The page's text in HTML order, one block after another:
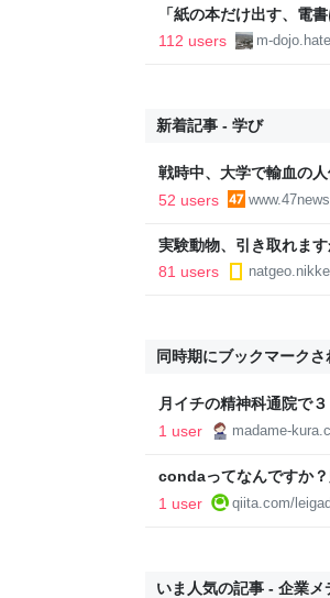
「紙の本だけ出す、電
『差別者』となる…の
COLORFUL PLACE-
112 users m-
新着記事 - 学び
戦時中、大学で輸血の
52 users
実験動物、引き取れま
81 users
同時期にブックマーク
月イチの精神科通院で
1 user
madame-
condaってなんですか
1 user
qiita.com/
いま人気の記事 - 企業メ